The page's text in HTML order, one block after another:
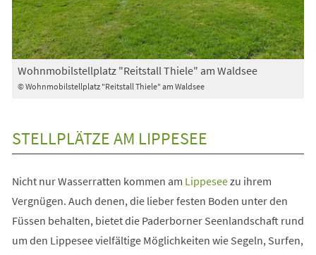
© Wohnmobilstellplatz "Reitstall Thiele" am Waldsee
Wohnmobilstellplatz "Reitstall Thiele" am Waldsee
STELLPLÄTZE AM LIPPESEE
Nicht nur Wasserratten kommen am Lippesee
(Öffnet
einem
neuen
zu ihrem
Vergnügen. Auch denen, die lieber festen Boden unter den
Füssen behalten, bietet die Paderborner Seenlandschaft rund
um den Lippesee vielfältige Möglichkeiten wie Segeln, Surfen,